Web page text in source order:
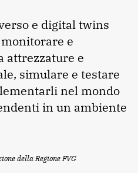
e digital twins
e
attrezzature e
simulare e testare
nel mondo
in un ambiente
della Regione FVG